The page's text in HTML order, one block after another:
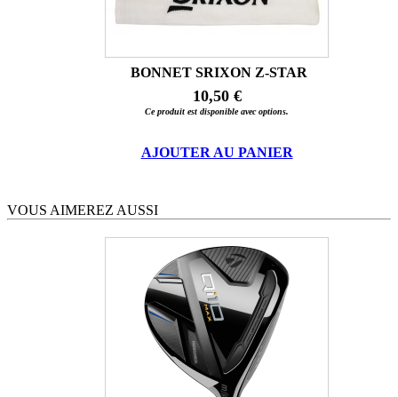
BONNET SRIXON Z-STAR
10,50 €
Ce produit est disponible avec options.
AJOUTER AU PANIER
VOUS AIMEREZ AUSSI